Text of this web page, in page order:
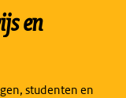
en
studenten en